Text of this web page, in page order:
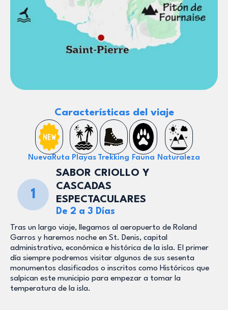
Características del viaje
NuevaRuta Playas Trekking Fauna Naturaleza
1
SABOR CRIOLLO Y
CASCADAS
ESPECTACULARES
De 2 a 3 Días
Tras un largo viaje, llegamos al aeropuerto de Roland
Garros y haremos noche en St. Denis, capital
administrativa, económica e histórica de la isla. El primer
día siempre podremos visitar algunos de sus sesenta
monumentos clasificados o inscritos como Históricos que
salpican este municipio para empezar a tomar la
temperatura de la isla.